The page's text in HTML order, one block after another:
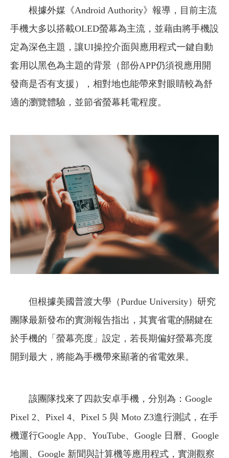
根據外媒《Android Authority》報導，目前主流
手機大多以搭載OLED螢幕為主流，並藉由將手機設
定為深色主題，讓UI操控介面與應用程式一鍵自動
套用以黑色為主題的背景（部份APP仍須視應用開
發商是否有支援），相對地也能帶來對眼睛較為舒
適的瀏覽體驗，並節省螢幕耗電程度。
但根據美國普渡大學（Purdue University）研究
團隊最新發布的實測報告指出，其實省電的關鍵在
於手機的「螢幕亮度」設定，若長期偏好螢幕亮度
開到最大，將能為手機帶來顯著的省電效果。
該團隊找來了四款安卓手機，分別為：Google
Pixel 2、Pixel 4、Pixel 5 與 Moto Z3進行測試，在手
機運行Google App、YouTube、Google 日曆、Google
地圖、Google 新聞與計算機等應用程式，實測觀察